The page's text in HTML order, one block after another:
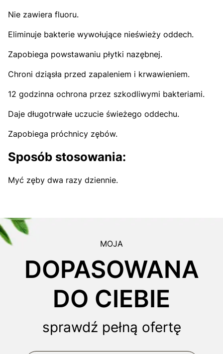
Nie zawiera fluoru.
Eliminuje bakterie wywołujące nieświeży oddech.
Zapobiega powstawaniu płytki nazębnej.
Chroni dziąsła przed zapaleniem i krwawieniem.
12 godzinna ochrona przez szkodliwymi bakteriami.
Daje długotrwałe uczucie świeżego oddechu.
Zapobiega próchnicy zębów.
Sposób stosowania:
Myć zęby dwa razy dziennie.
MOJA
DOPASOWANA
DO CIEBIE
sprawdź pełną ofertę